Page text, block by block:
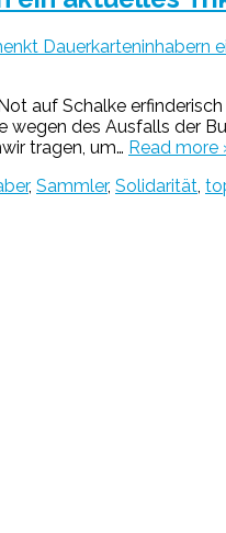
Dauerkarteninhabern
auf Schalke
des Ausfalls der
tragen, um… Read more
, Sammler, Solidarität